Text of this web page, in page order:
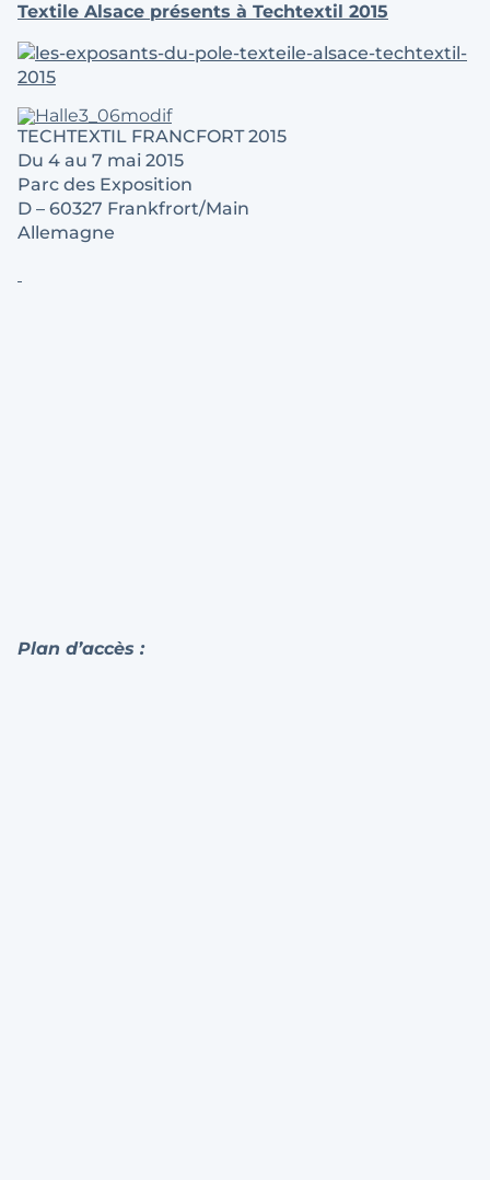
Textile Alsace présents à Techtextil 2015
TECHTEXTIL FRANCFORT 2015
Du 4 au 7 mai 2015
Parc des Exposition
D – 60327 Frankfrort/Main
Allemagne
Plan d’accès :